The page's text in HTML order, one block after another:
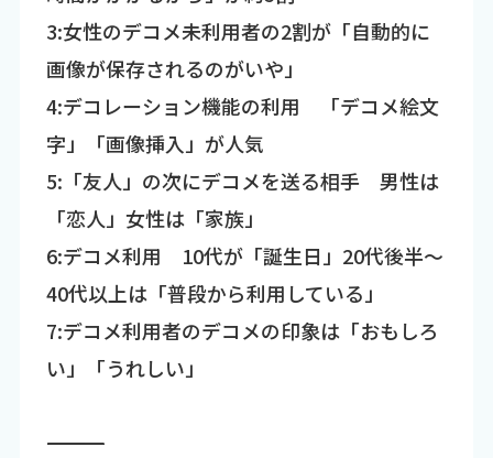
3:女性のデコメ未利用者の2割が「自動的に
画像が保存されるのがいや」
4:デコレーション機能の利用 「デコメ絵文
字」「画像挿入」が人気
5:「友人」の次にデコメを送る相手 男性は
「恋人」女性は「家族」
6:デコメ利用 10代が「誕生日」20代後半～
40代以上は「普段から利用している」
7:デコメ利用者のデコメの印象は「おもしろ
い」「うれしい」
―――――――――――――――――――――――――――――――――――